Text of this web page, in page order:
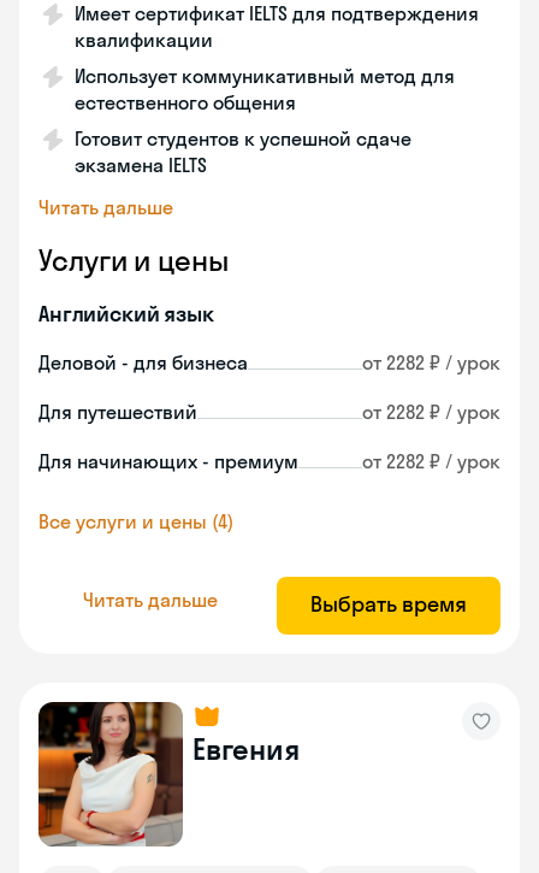
Имеет сертификат IELTS для подтверждения
квалификации
Использует коммуникативный метод для
естественного общения
Готовит студентов к успешной сдаче
экзамена IELTS
Читать дальше
Услуги и цены
Английский язык
Деловой - для бизнеса от 2282 ₽ / урок
Для путешествий от 2282 ₽ / урок
Для начинающих - премиум от 2282 ₽ / урок
Все услуги и цены (4)
Читать дальше Выбрать время
Евгения